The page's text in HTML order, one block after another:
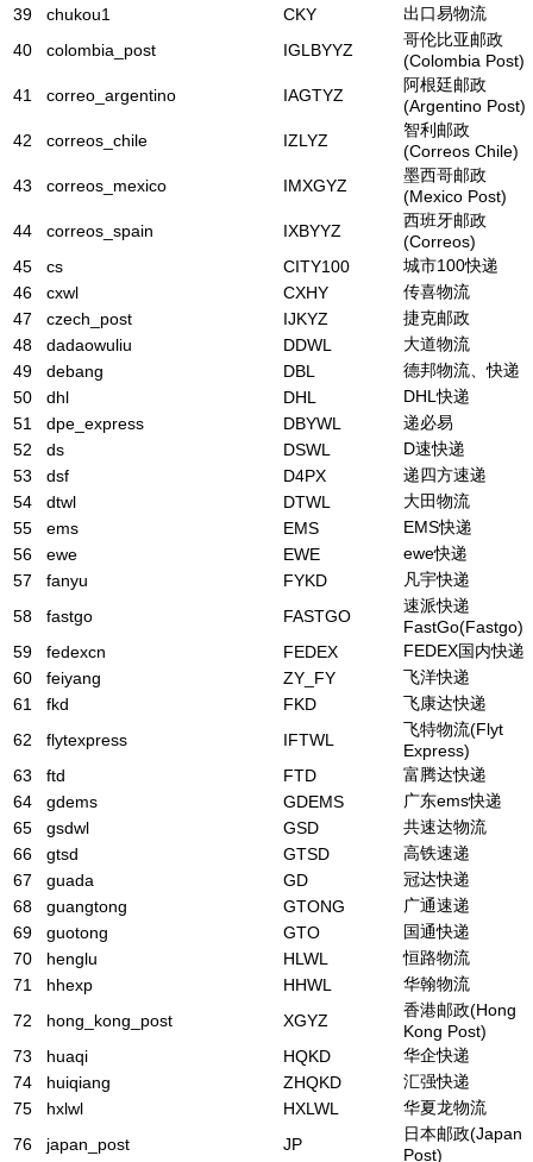
39
chukou1 CKY
出口易物流
40
colombia_post IGLBYYZ
哥伦比亚邮政
(Colombia Post)
41
correo_argentino IAGTYZ
阿根廷邮政
(Argentino Post)
42
correos_chile IZLYZ
智利邮政
(Correos Chile)
43
correos_mexico IMXGYZ
墨西哥邮政
(Mexico Post)
44
correos_spain IXBYYZ
西班牙邮政
(Correos)
45
cs CITY100
城市100快递
46
cxwl CXHY
传喜物流
47
czech_post IJKYZ
捷克邮政
48
dadaowuliu DDWL
大道物流
49
debang DBL
德邦物流、快递
50
dhl DHL
DHL快递
51
dpe_express DBYWL
递必易
52
ds DSWL
D速快递
53
dsf D4PX
递四方速递
54
dtwl DTWL
大田物流
55
ems EMS
EMS快递
56
ewe EWE
ewe快递
57
fanyu FYKD
凡宇快递
58
fastgo FASTGO
速派快递
FastGo(Fastgo)
59
fedexcn FEDEX
FEDEX国内快递
60
feiyang ZY_FY
飞洋快递
61
fkd FKD
飞康达快递
62
flytexpress IFTWL
飞特物流(Flyt
Express)
63
ftd FTD
富腾达快递
64
gdems GDEMS
广东ems快递
65
gsdwl GSD
共速达物流
66
gtsd GTSD
高铁速递
67
guada GD
冠达快递
68
guangtong GTONG
广通速递
69
guotong GTO
国通快递
70
henglu HLWL
恒路物流
71
hhexp HHWL
华翰物流
72
hong_kong_post XGYZ
香港邮政(Hong
Kong Post)
73
huaqi HQKD
华企快递
74
huiqiang ZHQKD
汇强快递
75
hxlwl HXLWL
华夏龙物流
76
japan_post JP
日本邮政(Japan
Post)